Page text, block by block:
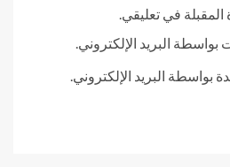
المقبلة في تعليقي.
بواسطة البريد الإلكتروني.
بواسطة البريد الإلكتروني.